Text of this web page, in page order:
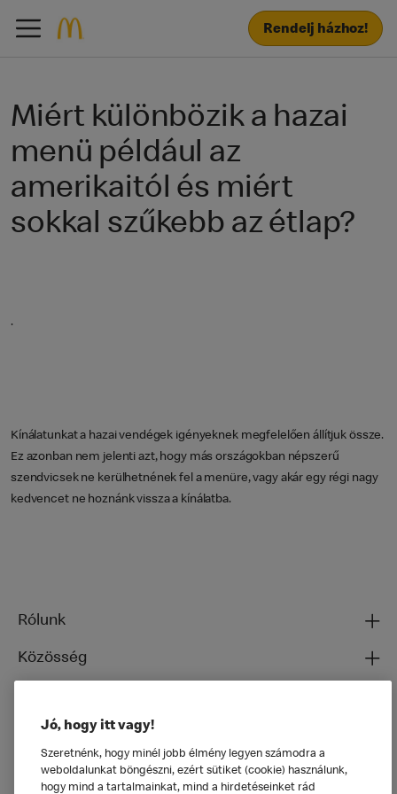
Rendelj házhoz!
Miért különbözik a hazai
menü például az
amerikaitól és miért
sokkal szűkebb az étlap?
.
Kínálatunkat a hazai vendégek igényeknek megfelelően állítjuk össze.
Ez azonban nem jelenti azt, hogy más országokban népszerű
szendvicsek ne kerülhetnének fel a menüre, vagy akár egy régi nagy
kedvencet ne hoznánk vissza a kínálatba.
Rólunk
Közösség
Általános
Jó, hogy itt vagy!
Szeretnénk, hogy minél jobb élmény legyen számodra a
weboldalunkat böngészni, ezért sütiket (cookie) használunk,
hogy mind a tartalmainkat, mind a hirdetéseinket rád